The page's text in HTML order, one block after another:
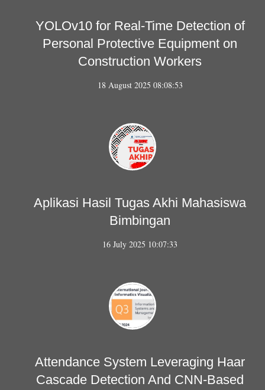
YOLOv10 for Real-Time Detection of
Personal Protective Equipment on
Construction Workers
18 August 2025 08:08:53
Aplikasi Hasil Tugas Akhi Mahasiswa
Bimbingan
16 July 2025 10:07:33
Attendance System Leveraging Haar
Cascade Detection And CNN-Based